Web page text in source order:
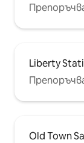
Liberty
Old Town